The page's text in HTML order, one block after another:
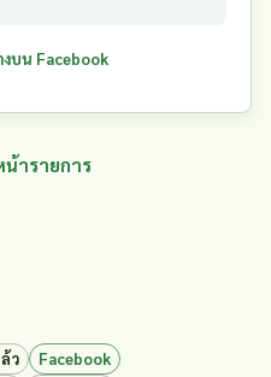
บน Facebook
น้ารายการ
ว
Facebook